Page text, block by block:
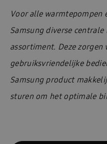
Voor alle
Samsung diverse
assortiment. Deze zorgen
gebruiksvriendelijke
Samsung product
sturen om het optimale